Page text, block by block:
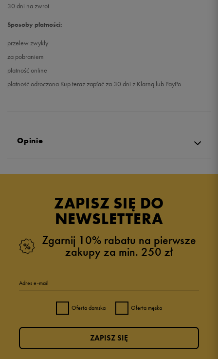
30 dni na zwrot
Sposoby płatności:
przelew zwykły
za pobraniem
płatność online
płatność odroczona Kup teraz zapłać za 30 dni z Klarną lub PayPo
Opinie
4.9
zebranych i zweryfikowanych przez
4 9%
ZAPISZ SIĘ DO
NEWSLETTERA
Zgarnij 10% rabatu na pierwsze
zakupy za min. 250 zł
Adres e-mail
Oferta damska Oferta męska
ZAPISZ SIĘ